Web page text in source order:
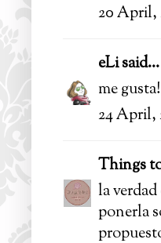
20 April,
eLisaid...
me
24 April,
Things
la
ponerla